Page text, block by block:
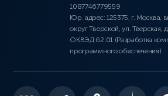
1087746779559
Юр. адрес: 125375, г. Москва,
округ Тверской, ул. Тверская,
ОКВЭД 62.01 (Разработка
программного обеспечения)